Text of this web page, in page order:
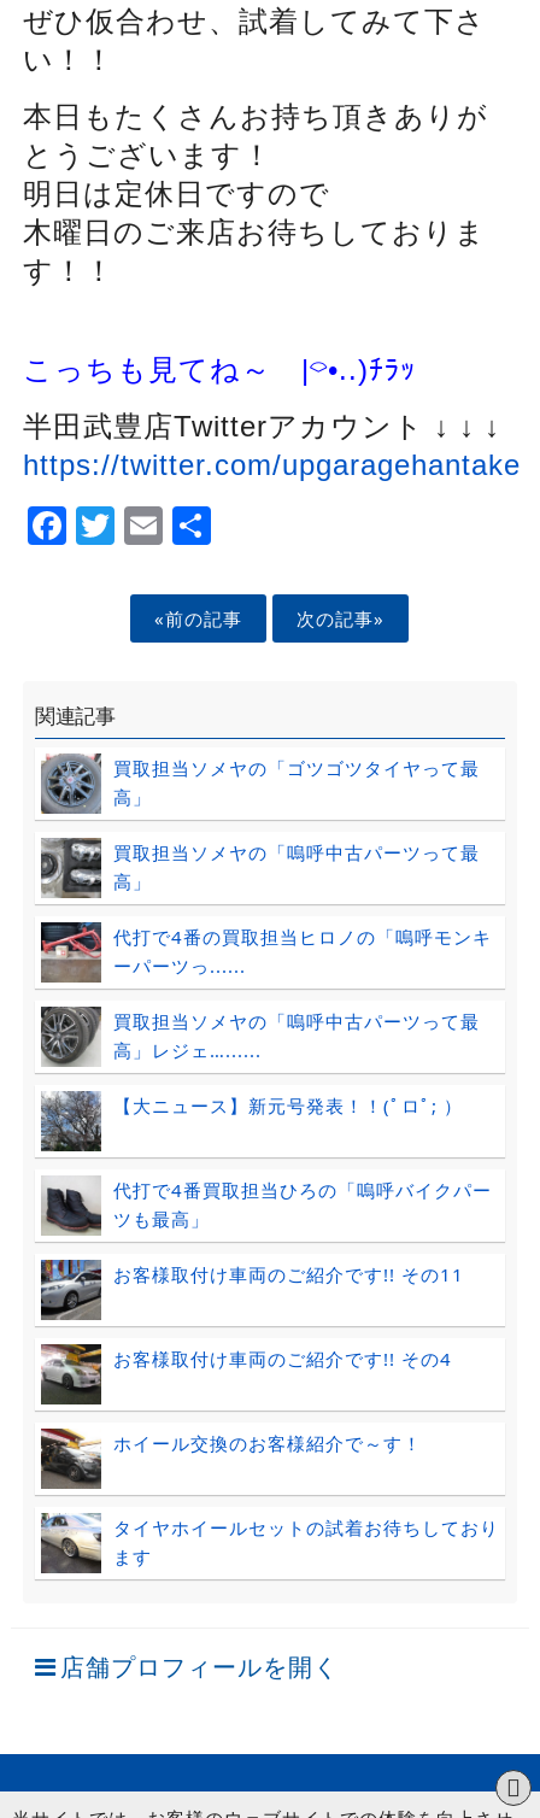
ぜひ仮合わせ、試着してみて下さ
い！！
本日もたくさんお持ち頂きありが
とうございます！
明日は定休日ですので
木曜日のご来店お待ちしておりま
す！！
こっちも見てね～ |⌔•..)ﾁﾗｯ
半田武豊店Twitterアカウント ↓ ↓ ↓
https://twitter.com/upgaragehantake
Facebook
Twitter
EmailShare
«前の記事 次の記事»
関連記事
買取担当ソメヤの「ゴツゴツタイヤって最
高」
買取担当ソメヤの「嗚呼中古パーツって最
高」
代打で4番の買取担当ヒロノの「嗚呼モンキ
ーパーツっ......
買取担当ソメヤの「嗚呼中古パーツって最
高」レジェ…......
【大ニュース】新元号発表！！(ﾟロﾟ; ）
代打で4番買取担当ひろの「嗚呼バイクパー
ツも最高」
お客様取付け車両のご紹介です!! その11
お客様取付け車両のご紹介です!! その4
ホイール交換のお客様紹介で～す！
タイヤホイールセットの試着お待ちしており
ます
店舗プロフィールを開く